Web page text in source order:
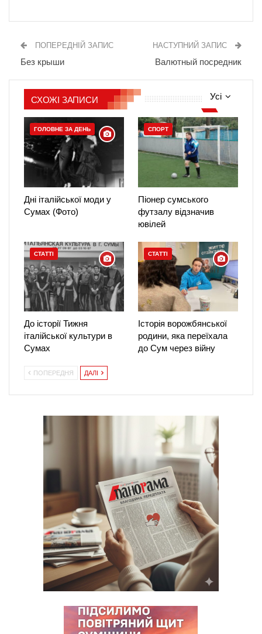
ПОПЕРЕДНІЙ ЗАПИС
Без крыши
НАСТУПНИЙ ЗАПИС
Валютный посредник
Усі
СХОЖІ ЗАПИСИ
ГОЛОВНЕ ЗА ДЕНЬ
Дні італійської моди у
Сумах (Фото)
СПОРТ
Піонер сумського
футзалу відзначив
ювілей
СТАТТІ
До історії Тижня
італійської культури в
Сумах
СТАТТІ
Історія ворожбянської
родини, яка переїхала
до Сум через війну
ПОПЕРЕДНЯ ДАЛІ